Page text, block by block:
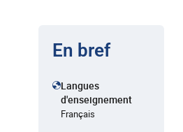
En bref
Langues
d'enseignement
Français